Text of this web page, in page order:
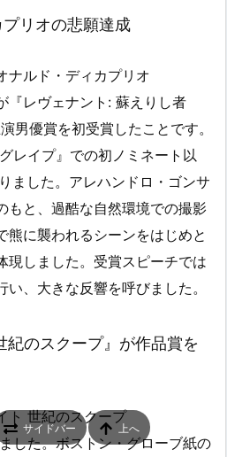
リオの悲願達成
ナルド・ディカプリオ
『レヴェナント: 蘇えりし者
男優賞を初受賞したことです。
レイプ』での初ノミネート以
ました。アレハンドロ・ゴンサ
もと、過酷な自然環境での撮影
熊に襲われるシーンをはじめと
現しました。受賞スピーチでは
、大きな反響を呼びました。
紀のスクープ』が作品賞を
ト 世紀のスクープ
した。ボストン・グローブ紙の
サイドバー 上へ